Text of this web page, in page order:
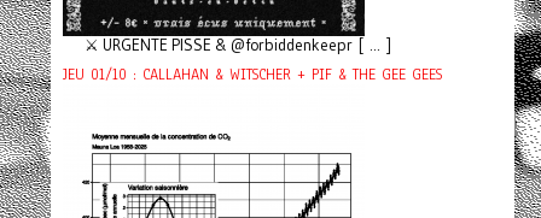
⚔️ URGENTE PISSE & @forbiddenkeepr [ ... ]
JEU 01/10 : CALLAHAN & WITSCHER + PIF & THE GEE GEES